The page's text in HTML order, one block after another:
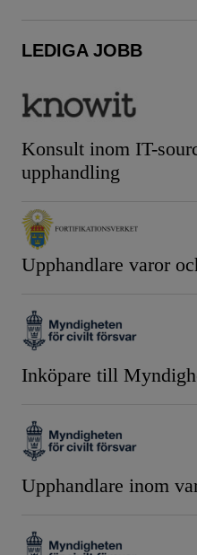
LEDIGA JOBB
Konsult inom IT-
upphandling
Upphandlare varor
Inköpare till
Upphandlare inom